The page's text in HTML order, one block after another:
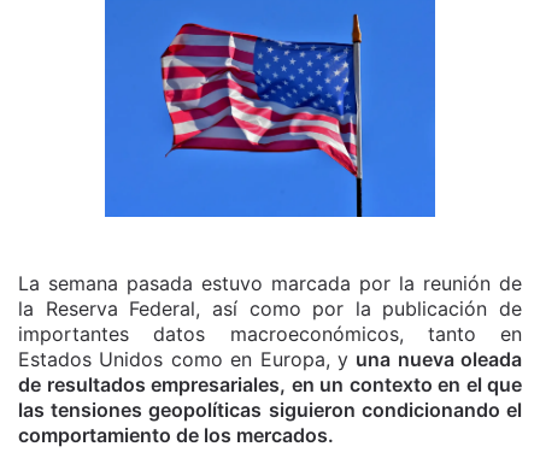
La semana pasada estuvo marcada por la reunión de
la Reserva Federal, así como por la publicación de
importantes datos macroeconómicos, tanto en
Estados Unidos como en Europa, y una nueva oleada
de resultados empresariales, en un contexto en el que
las tensiones geopolíticas siguieron condicionando el
comportamiento de los mercados.